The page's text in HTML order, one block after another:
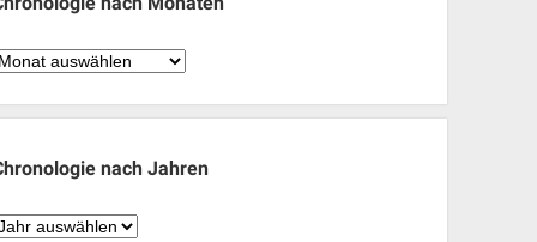
Chronologie
nach Jahren